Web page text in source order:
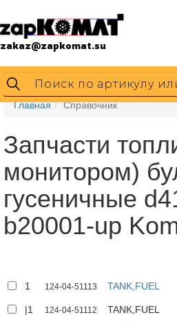
zakaz@zapkomat.su
Главная Справочник
Запчасти
монитором)
гусеничные
b20001-up
1 124-04-51113 TANK,FUEL
|1 124-04-51112 TANK,FUEL